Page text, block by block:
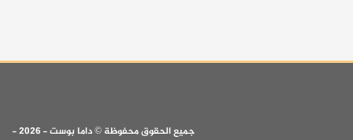
جميع الحقوق محفوظة © داما بوست - 2026 -